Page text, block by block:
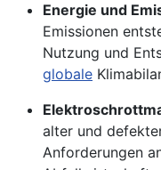
Energie und
Emissionen
Nutzung und
globale
alter und
Anforderungen